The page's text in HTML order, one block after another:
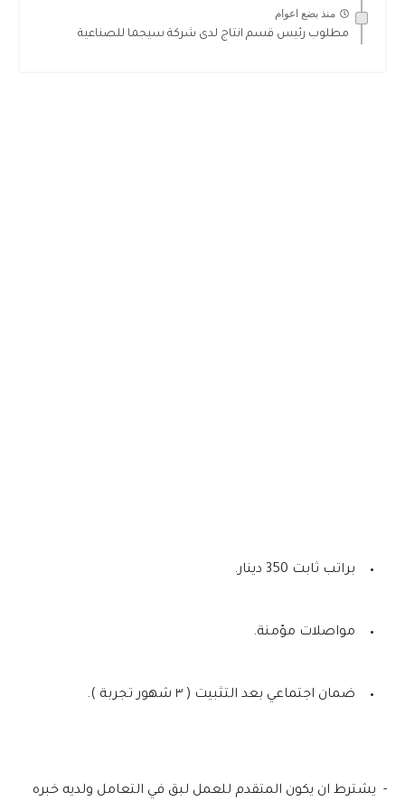
منذ بضع اعوام
مطلوب رئيس قسم انتاج لدى شركة سيجما للصناعية
براتب ثابت 350 دينار.
مواصلات مؤمنة.
ضمان اجتماعي بعد التثبيت ( ٣ شهور تجربة ).
- يشترط ان يكون المتقدم للعمل لبق في التعامل ولديه خبره